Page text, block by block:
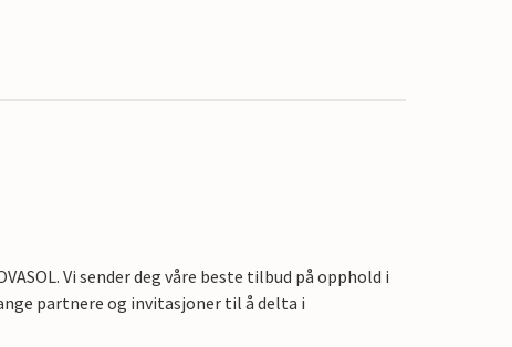
Vi sender deg våre beste tilbud på opphold i
partnere og invitasjoner til å delta i